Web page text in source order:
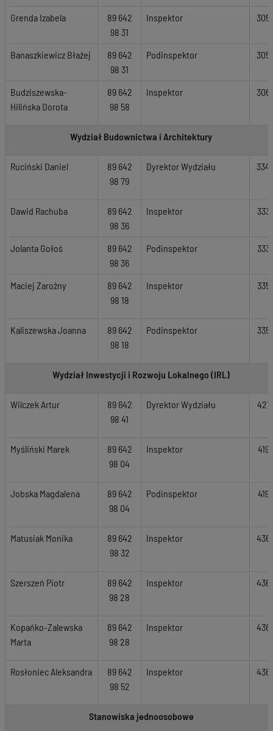
Grenda Izabela
89 642
98 31
Inspektor 305
Banaszkiewicz Błażej
89 642
98 31
Podinspektor 305
Budziszewska-
Hilińska Dorota
89 642
98 58
Inspektor 306
Wydział Budownictwa i Architektury
Ruciński Daniel
89 642
98 79
Dyrektor Wydziału 334
Dawid Rachuba
89 642
98 36
Inspektor 333
Jolanta Gołoś
89 642
98 36
Podinspektor 333
Maciej Zarożny
89 642
98 18
Inspektor 335
Kaliszewska Joanna
89 642
98 18
Podinspektor 335
Wydział Inwestycji i Rozwoju Lokalnego (IRL)
Wilczek Artur
89 642
98 41
Dyrektor Wydziału 421
Myśliński Marek
89 642
98 04
Inspektor 419
Jobska Magdalena
89 642
98 04
Podinspektor 419
Matusiak Monika
89 642
98 32
Inspektor 436
Szerszeń Piotr
89 642
98 28
Inspektor 436
Kopańko-Zalewska
Marta
89 642
98 28
Inspektor 436
Rosłoniec Aleksandra
89 642
98 52
Inspektor 436
Stanowiska jednoosobowe